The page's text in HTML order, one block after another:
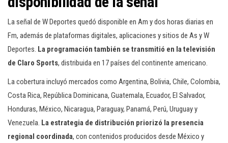
La señal de W Deportes quedó disponible en Am y dos horas diarias en
Fm, además de plataformas digitales, aplicaciones y sitios de As y W
Deportes. La programación también se transmitió en la televisión
de Claro Sports, distribuida en 17 países del continente americano.
La cobertura incluyó mercados como Argentina, Bolivia, Chile, Colombia,
Costa Rica, República Dominicana, Guatemala, Ecuador, El Salvador,
Honduras, México, Nicaragua, Paraguay, Panamá, Perú, Uruguay y
Venezuela. La estrategia de distribución priorizó la presencia
regional coordinada, con contenidos producidos desde México y